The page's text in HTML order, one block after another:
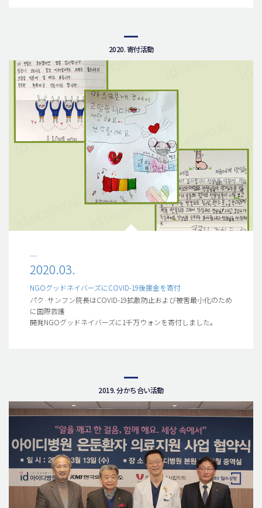
2020. 寄付活動
2020.03.
NGOグッドネイバーズにCOVID-19後援金を寄付
パク·サンフン院長はCOVID-19拡散防止および被害最小化のため
に国際救護
開発NGOグッドネイバーズに1千万ウォンを寄付しました。
2019. 分かち合い活動